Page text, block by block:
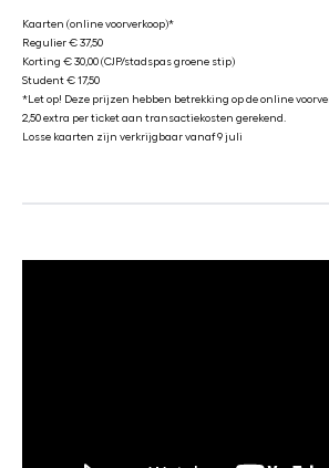
Kaarten (online voorverkoop)*
Regulier € 37,50
Korting € 30,00 (CJP/stadspas groene stip)
Student € 17,50
*Let op! Deze prijzen hebben betrekking op de online
2,50 extra per ticket aan transactiekosten gerekend.
Losse kaarten zijn verkrijgbaar vanaf 9 juli